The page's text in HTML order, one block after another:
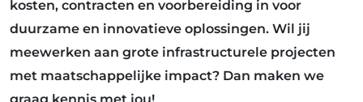
kosten, contracten en voorbereiding in voor
duurzame en innovatieve oplossingen. Wil jij
meewerken aan grote infrastructurele projecten
met maatschappelijke impact? Dan maken we